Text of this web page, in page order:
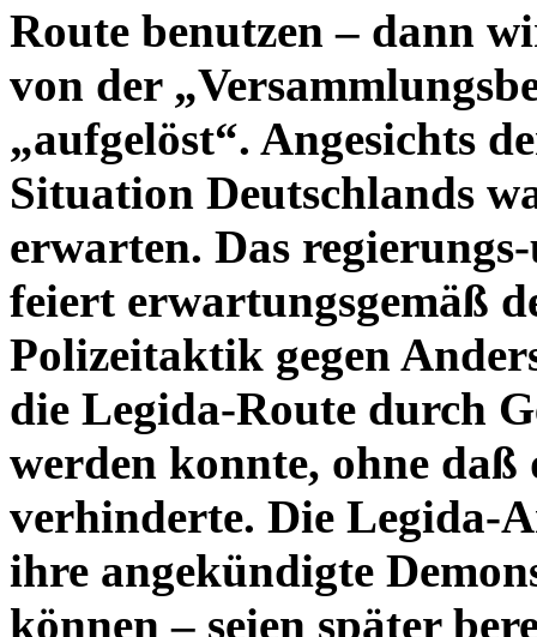
Route benutzen – dann
von der
„aufgelöst“. Angesichts
Situation Deutschlands
erwarten. Das
feiert erwartungsgemäß
Polizeitaktik gegen
die Legida-Route durch
werden konnte, ohne daß
verhinderte. Die Legida-
ihre angekündigte
können – seien später